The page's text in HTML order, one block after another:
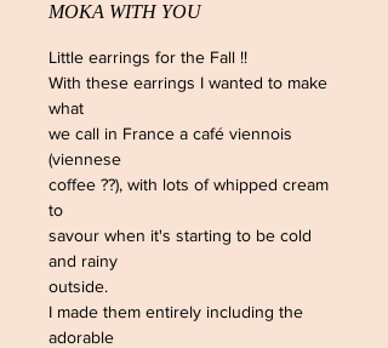
MOKA WITH YOU
Little earrings for the Fall !!
With these earrings I wanted to make
what
we call in France a café viennois
(viennese
coffee ??), with lots of whipped cream
to
savour when it's starting to be cold
and rainy
outside.
I made them entirely including the
adorable